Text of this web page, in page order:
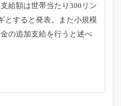
給額は世帯当たり300リン
とすると発表。
また小規模
の追加支給を行うと述べ